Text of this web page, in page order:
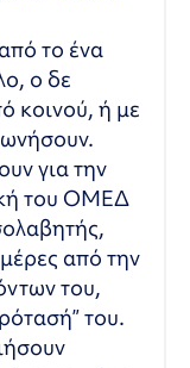
το ένα
ο δε
κοινού, ή με
για την
του ΟΜΕΔ
από την
του,
του.